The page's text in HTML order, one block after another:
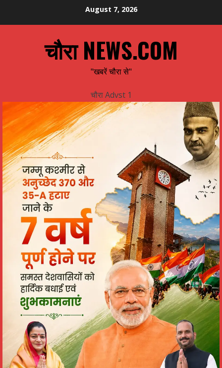
August 7, 2026
चौरा NEWS.COM
"खबरें चौरा से"
चौरा Advst 1